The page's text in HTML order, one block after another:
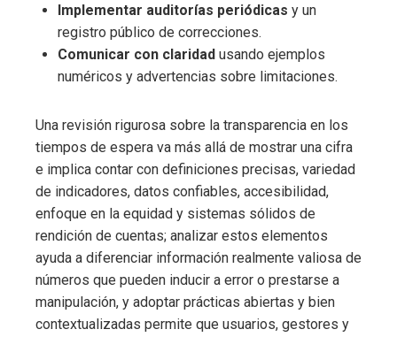
Implementar auditorías periódicas y un
registro público de correcciones.
Comunicar con claridad usando ejemplos
numéricos y advertencias sobre limitaciones.
Una revisión rigurosa sobre la transparencia en los
tiempos de espera va más allá de mostrar una cifra
e implica contar con definiciones precisas, variedad
de indicadores, datos confiables, accesibilidad,
enfoque en la equidad y sistemas sólidos de
rendición de cuentas; analizar estos elementos
ayuda a diferenciar información realmente valiosa de
números que pueden inducir a error o prestarse a
manipulación, y adoptar prácticas abiertas y bien
contextualizadas permite que usuarios, gestores y